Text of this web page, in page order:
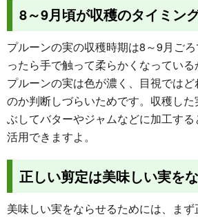
8～9月頃が収穫のタイミン
プルーンの実の収穫時期は8～9月ご
ったら手で触って柔らかくなっている
プルーンの実は色が濃く、目視では
のか判断しづらいためです。収穫し
ぶしてバターやジャムなどに加工する
活用できますよ。
正しい剪定は美味しい実を
美味しい実をならせるためには、ま